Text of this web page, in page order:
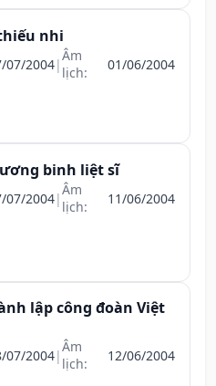
nhi
07/2004|Âm
lịch:
01/06/2004
binh liệt sĩ
07/2004|Âm
lịch:
11/06/2004
lập công đoàn Việt
07/2004|Âm
lịch:
12/06/2004